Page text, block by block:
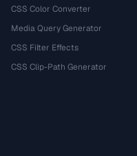
CSS Color Converter
Media Query Generator
CSS Filter Effects
CSS Clip-Path Generator